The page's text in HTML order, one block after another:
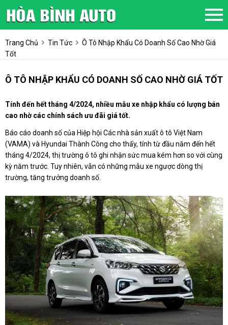
Trang Chủ Tin Tức
Ô Tô Nhập Khẩu Có Doanh Số Cao Nhờ Giá
Tốt
Ô TÔ NHẬP KHẨU CÓ DOANH SỐ CAO NHỜ GIÁ TỐT
Tính đến hết tháng 4/2024, nhiều mẫu xe nhập khẩu có lượng bán
cao nhờ các chính sách ưu đãi giá tốt.
Báo cáo doanh số của Hiệp hội Các nhà sản xuất ô tô Việt Nam
(VAMA) và Hyundai Thành Công cho thấy, tính từ đầu năm đến hết
tháng 4/2024, thị trường ô tô ghi nhận sức mua kém hơn so với cùng
kỳ năm trước. Tuy nhiên, vẫn có những mẫu xe ngược dòng thị
trường, tăng trưởng doanh số.